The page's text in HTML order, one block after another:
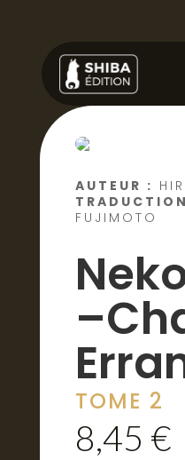
AUTEUR :
FUJIMOTO
TOME 2
8,45 €